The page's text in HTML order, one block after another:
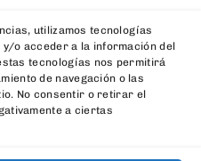
utilizamos tecnologías
o acceder a la información del
tecnologías nos permitirá
de navegación o las
No consentir o retirar el
a ciertas